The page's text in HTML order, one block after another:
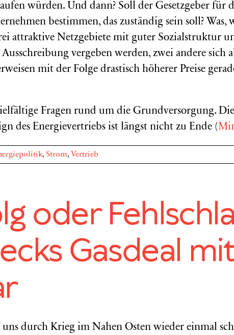
würden. Und dann? Soll der Gesetzgeber für
bestimmen, das zuständig sein soll? Was,
attraktive Netzgebiete mit guter Sozialstruktur
vergeben werden, zwei andere sich
mit der Folge drastisch höherer Preise
Fragen rund um die Grundversorgung.
des Energievertriebs ist längst nicht zu Ende (
, Strom, Vertrieb
oder
Gasdeal
durch Krieg im Nahen Osten wieder einmal